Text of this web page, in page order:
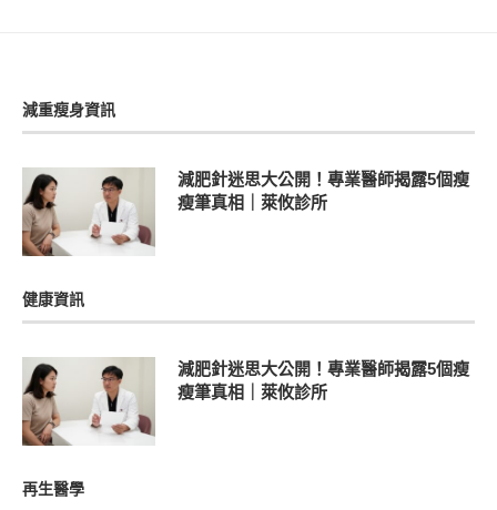
減重瘦身資訊
減肥針迷思大公開！專業醫師揭露5個瘦
瘦筆真相｜萊攸診所
健康資訊
減肥針迷思大公開！專業醫師揭露5個瘦
瘦筆真相｜萊攸診所
再生醫學